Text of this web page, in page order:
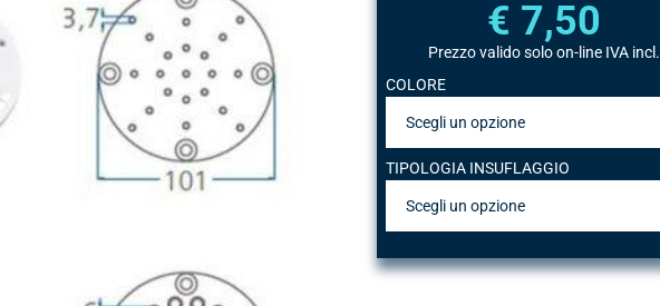
€ 7,50
Prezzo valido solo on-line IVA incl.
COLORE
TIPOLOGIA INSUFLAGGIO